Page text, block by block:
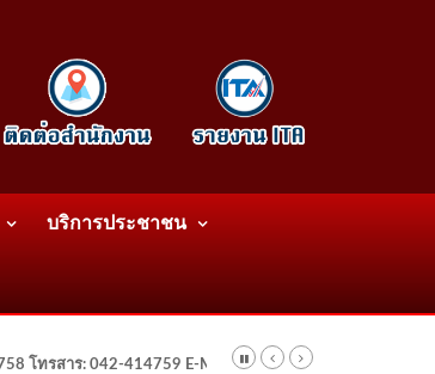
บริการประชาชน
โทรสาร: 042-414759 E-Mail: wattatnk@gmail.com